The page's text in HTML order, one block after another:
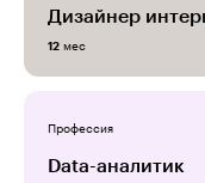
Дизайнер
12 мес
Профессия
Data-аналитик